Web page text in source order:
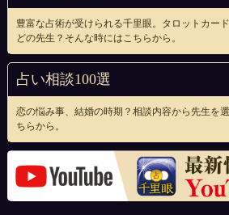
豊富な占術が受けられる千里眼。タロットカー
どの先生？そんな時にはこちらから。
占い相談100選
恋の悩み事、結婚の時期？相談内容から先生を
ちらから。